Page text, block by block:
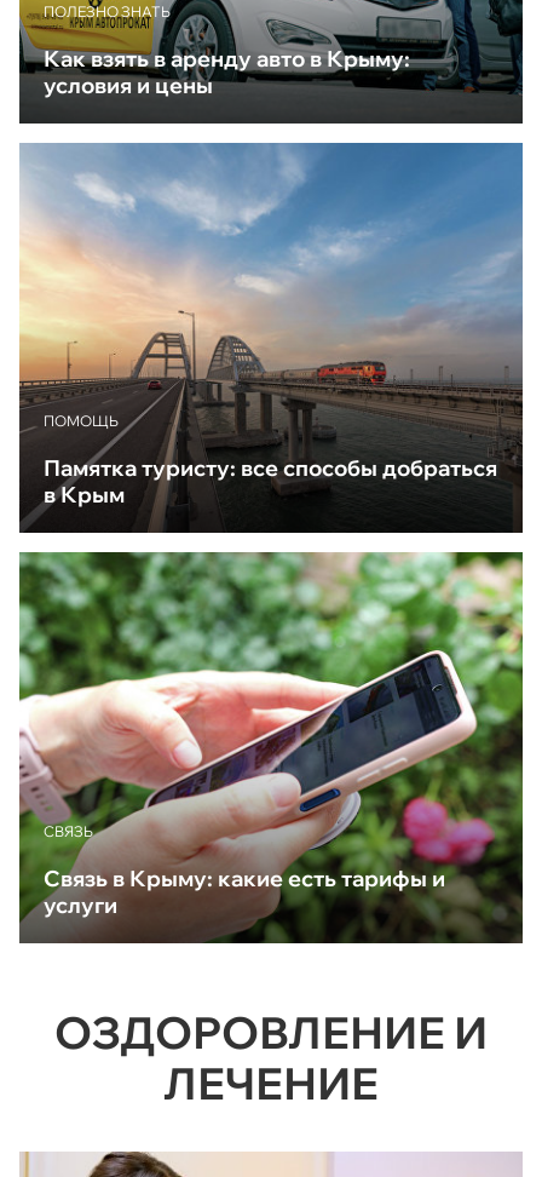
ПОЛЕЗНО ЗНАТЬ
Как взять в аренду авто в Крыму:
условия и цены
ПОМОЩЬ
Памятка туристу: все способы добраться
в Крым
CВЯЗЬ
Связь в Крыму: какие есть тарифы и
услуги
ОЗДОРОВЛЕНИЕ И
ЛЕЧЕНИЕ